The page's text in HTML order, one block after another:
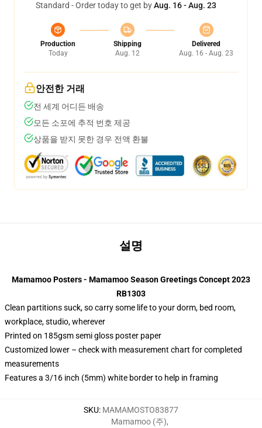
Standard - Order today to get byAug. 16 - Aug. 23
Production
Today
Shipping
Aug. 12
Delivered
Aug. 16 - Aug. 23
안전한 거래
전 세계 어디든 배송
모든 소포에 추적 번호 제공
상품을 받지 못한 경우 전액 환불
설명
Mamamoo Posters - Mamamoo Season Greetings Concept 2023
RB1303
Clean partitions suck, so carry some life to your dorm, bed room,
workplace, studio, wherever
Printed on 185gsm semi gloss poster paper
Customized lower – check with measurement chart for completed
measurements
Features a 3/16 inch (5mm) white border to help in framing
SKU: MAMAMOSTO83877
Mamamoo (주),